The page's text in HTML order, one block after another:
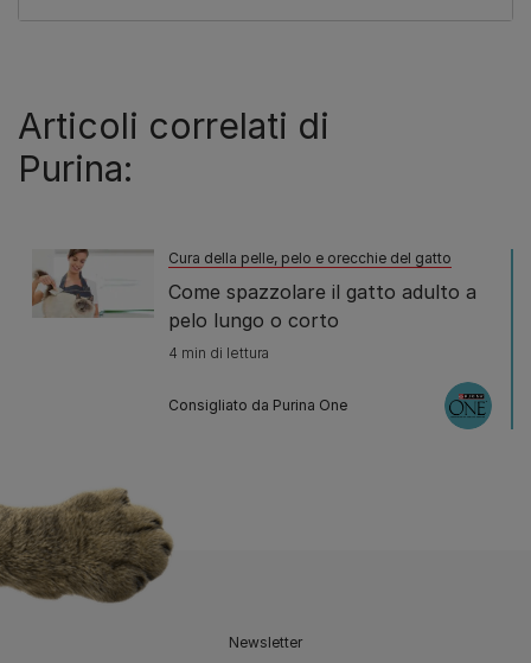
Articoli correlati di
Purina:
Cura della pelle, pelo e orecchie del gatto
Come spazzolare il gatto adulto a
pelo lungo o corto
4 min di lettura
Consigliato da Purina One
Newsletter